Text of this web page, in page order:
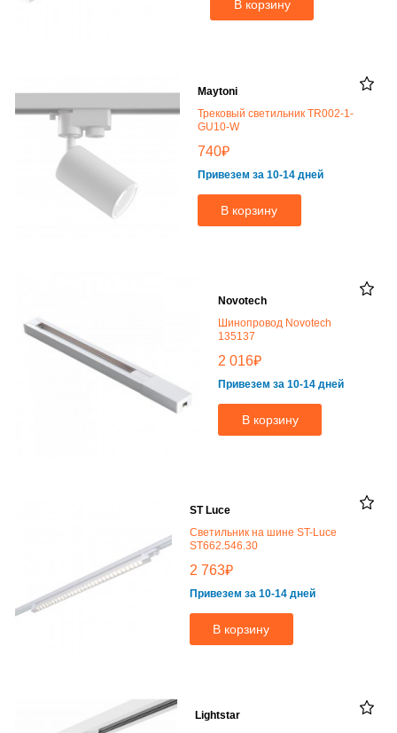
В корзину
Maytoni
Трековый светильник TR002-1-
GU10-W
740₽
Привезем за 10-14 дней
В корзину
Novotech
Шинопровод Novotech
135137
2 016₽
Привезем за 10-14 дней
В корзину
ST Luce
Светильник на шине ST-Luce
ST662.546.30
2 763₽
Привезем за 10-14 дней
В корзину
Lightstar